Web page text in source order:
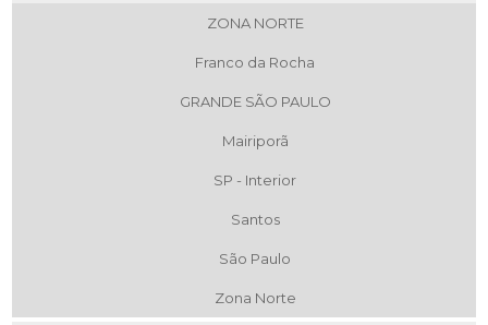
ZONA NORTE
Franco da Rocha
GRANDE SÃO PAULO
Mairiporã
SP - Interior
Santos
São Paulo
Zona Norte